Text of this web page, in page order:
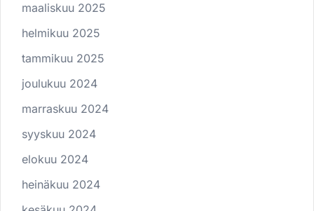
maaliskuu 2025
helmikuu 2025
tammikuu 2025
joulukuu 2024
marraskuu 2024
syyskuu 2024
elokuu 2024
heinäkuu 2024